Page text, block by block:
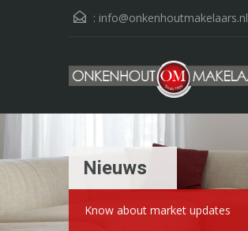
: info@onkenhoutmakelaars.nl
Nieuws
Know about market updates